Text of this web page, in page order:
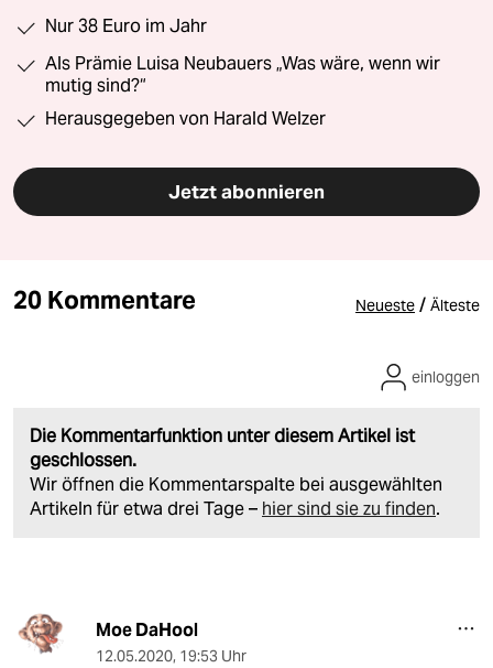
Nur 38 Euro im Jahr
Als Prämie Luisa Neubauers „Was wäre, wenn wir
mutig sind?“
Herausgegeben von Harald Welzer
Jetzt abonnieren
20 Kommentare Neueste / Älteste
Die Kommentarfunktion unter diesem Artikel ist
geschlossen.
Wir öffnen die Kommentarspalte bei ausgewählten
Artikeln für etwa drei Tage – hier sind sie zu finden.
einloggen
Moe DaHool
12.05.2020, 19:53 Uhr